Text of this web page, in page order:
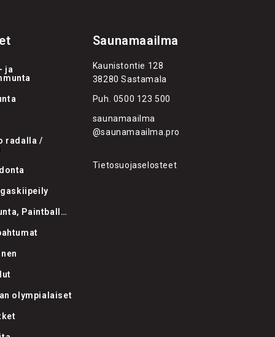
ja
radalla /
Paintball…
olympialaiset
Saunamaailma
Kaunistontie 128
38280 Sastamala
Puh. 0500 123 500
saunamaailma
@saunamaailma.pro
Tietosuojaselosteet